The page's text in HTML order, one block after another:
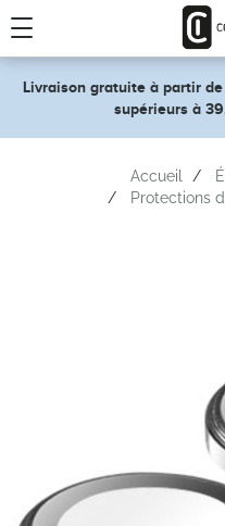
Livraison gratuite à partir
supérieurs à
Accueil
Protections